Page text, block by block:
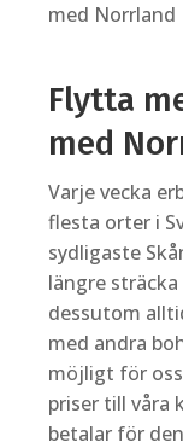
med Norrland
Flytta
med
Varje vecka
flesta orter i
sydligaste
längre
dessutom
med andra
möjligt för
priser till våra
betalar för